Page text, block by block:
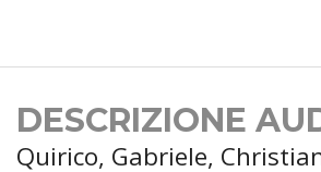
DESCRIZIONE
Quirico, Gabriele,